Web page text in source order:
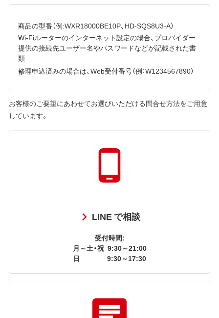
商品の型番（例:WXR18000BE10P、HD-SQS8U3-A）
Wi-Fiルーターのインターネット設定の場合、プロバイダー
提供の接続先ユーザー名やパスワードなどが記載された書
類
修理申込済みの場合は、Web受付番号（例：W1234567890）
お客様のご要望にあわせてお選びいただける問合せ方法をご用意
しています。
LINE で相談
受付時間:
月～土・祝 9:30～21:00
日
9:30～17:30